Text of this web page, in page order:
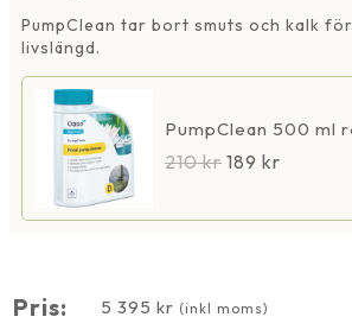
PumpClean tar bort smuts och kalk
livslängd.
PumpClean 500 ml
210kr 189 kr
Pris: 5 395 kr (inkl moms)